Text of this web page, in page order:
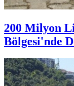
200 Milyon
Bölgesi'nde